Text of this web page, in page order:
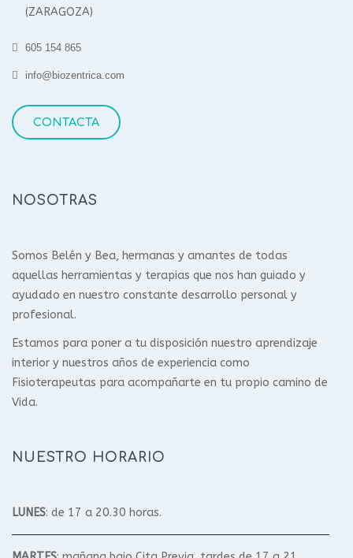
(ZARAGOZA)
605 154 865
info@biozentrica.com
CONTACTA
NOSOTRAS
Somos Belén y Bea, hermanas y amantes de todas
aquellas herramientas y terapias que nos han guiado y
ayudado en nuestro constante desarrollo personal y
profesional.
Estamos para poner a tu disposición nuestro aprendizaje
interior y nuestros años de experiencia como
Fisioterapeutas para acompañarte en tu propio camino de
Vida.
NUESTRO HORARIO
LUNES: de 17 a 20.30 horas.